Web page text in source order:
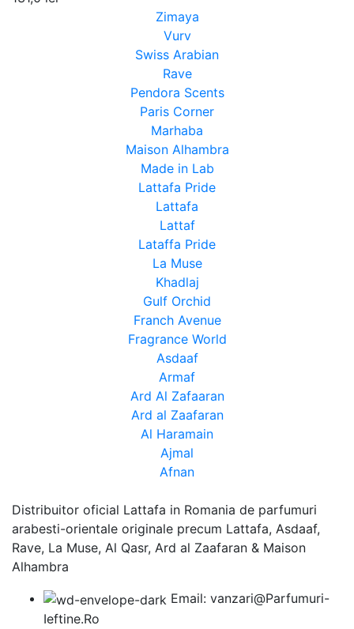
Zimaya
Vurv
Swiss Arabian
Rave
Pendora Scents
Paris Corner
Marhaba
Maison Alhambra
Made in Lab
Lattafa Pride
Lattafa
Lattaf
Lataffa Pride
La Muse
Khadlaj
Gulf Orchid
Franch Avenue
Fragrance World
Asdaaf
Armaf
Ard Al Zafaaran
Ard al Zaafaran
Al Haramain
Ajmal
Afnan
Distribuitor oficial Lattafa in Romania de parfumuri
arabesti-orientale originale precum Lattafa, Asdaaf,
Rave, La Muse, Al Qasr, Ard al Zaafaran & Maison
Alhambra
Email: vanzari@Parfumuri-
Ieftine.Ro